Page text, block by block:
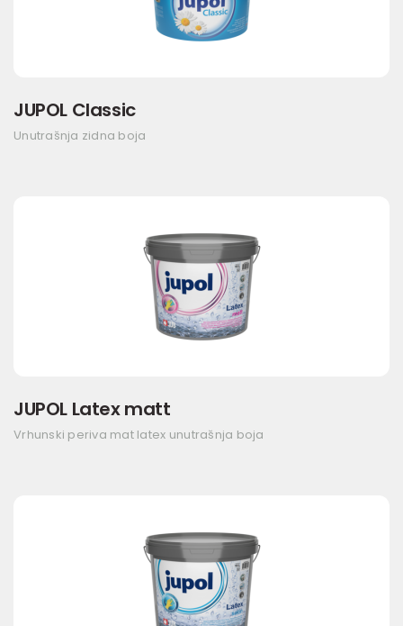
JUPOL Classic
Unutrašnja zidna boja
JUPOL Latex matt
Vrhunski periva mat latex unutrašnja boja